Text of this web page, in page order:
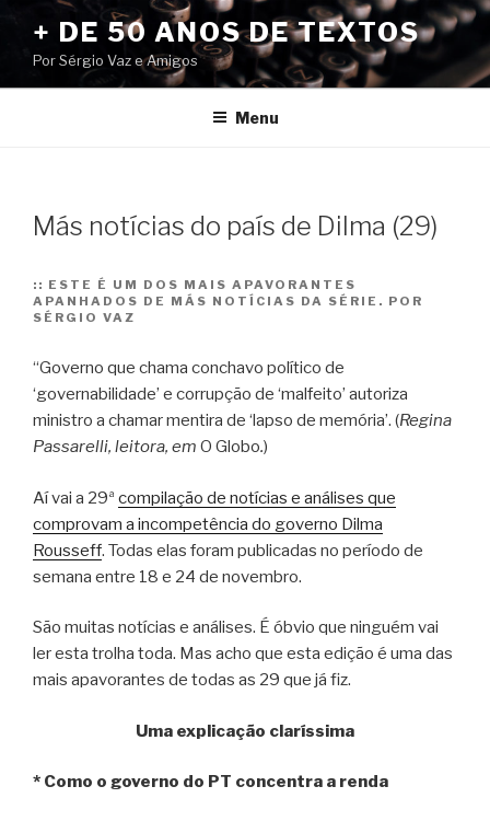
conteúdo
+ DE 50 ANOS DE TEXTOS
Por Sérgio Vaz e Amigos
Menu
Más notícias do país de Dilma (29)
:: ESTE É UM DOS MAIS APAVORANTES
APANHADOS DE MÁS NOTÍCIAS DA SÉRIE. POR
SÉRGIO VAZ
“Governo que chama conchavo político de
‘governabilidade’ e corrupção de ‘malfeito’ autoriza
ministro a chamar mentira de ‘lapso de memória’. (Regina
Passarelli, leitora, em O Globo.)
Aí vai a 29ª compilação de notícias e análises que
comprovam a incompetência do governo Dilma
Rousseff. Todas elas foram publicadas no período de
semana entre 18 e 24 de novembro.
São muitas notícias e análises. É óbvio que ninguém vai
ler esta trolha toda. Mas acho que esta edição é uma das
mais apavorantes de todas as 29 que já fiz.
Uma explicação claríssima
* Como o governo do PT concentra a renda